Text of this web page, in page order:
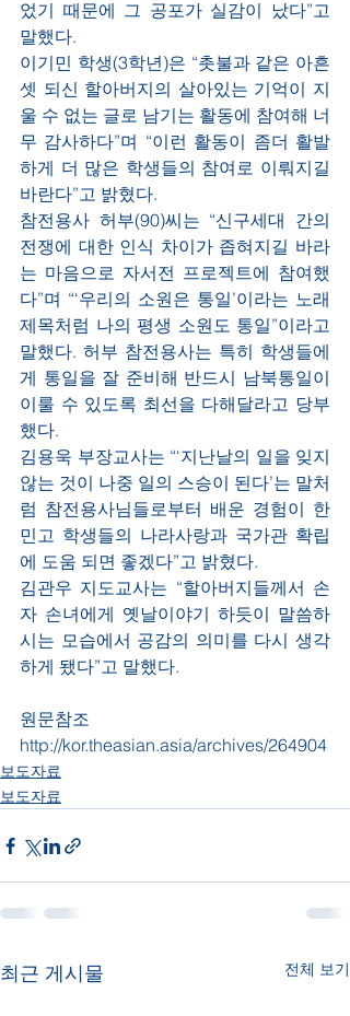
었기 때문에 그 공포가 실감이 났다”고
말했다.
이기민 학생(3학년)은 “촛불과 같은 아흔
셋 되신 할아버지의 살아있는 기억이 지
울 수 없는 글로 남기는 활동에 참여해 너
무 감사하다”며 “이런 활동이 좀더 활발
하게 더 많은 학생들의 참여로 이뤄지길
바란다”고 밝혔다.
참전용사 허부(90)씨는 “신구세대 간의
전쟁에 대한 인식 차이가 좁혀지길 바라
는 마음으로 자서전 프로젝트에 참여했
다”며 “‘우리의 소원은 통일’이라는 노래
제목처럼 나의 평생 소원도 통일”이라고
말했다. 허부 참전용사는 특히 학생들에
게 통일을 잘 준비해 반드시 남북통일이
이룰 수 있도록 최선을 다해달라고 당부
했다.
김용욱 부장교사는 “‘지난날의 일을 잊지
않는 것이 나중 일의 스승이 된다’는 말처
럼 참전용사님들로부터 배운 경험이 한
민고 학생들의 나라사랑과 국가관 확립
에 도움 되면 좋겠다”고 밝혔다.
김관우 지도교사는 “할아버지들께서 손
자 손녀에게 옛날이야기 하듯이 말씀하
시는 모습에서 공감의 의미를 다시 생각
하게 됐다”고 말했다.
원문참조
http://kor.theasian.asia/archives/264904
보도자료
보도자료
최근 게시물 전체 보기